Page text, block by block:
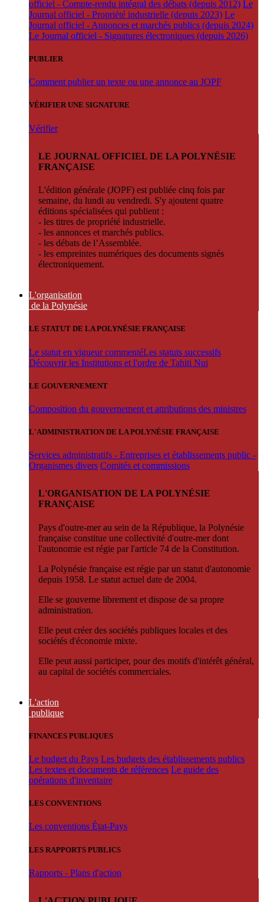
officiel - Compte-rendu intégral des débats (depuis 2012) Le
Journal officiel - Propriété industrielle (depuis 2023) Le
Journal officiel - Annonces et marchés publics (depuis 2024)
Le Journal officiel - Signatures électroniques (depuis 2026)
PUBLIER
Comment publier un texte ou une annonce au JOPF
VÉRIFIER UNE SIGNATURE
Vérifier
LE JOURNAL OFFICIEL DE LA POLYNÉSIE
FRANÇAISE
L'édition générale (JOPF) est publiée cinq fois par
semaine, du lundi au vendredi. S'y ajoutent quatre
éditions spécialisées qui publient :
- les titres de propriété industrielle.
- les annonces et marchés publics.
- les débats de l’Assemblée.
- les empreintes numériques des documents signés
électroniquement.
L'organisation
de la Polynésie
LE STATUT DE LA POLYNÉSIE FRANÇAISE
Le statut en vigueur commentéLes statuts successifs
Découvrir les Institutions et l'ordre de Tahiti Nui
LE GOUVERNEMENT
Composition du gouvernement et attributions des ministres
L'ADMINISTRATION DE LA POLYNÉSIE FRANÇAISE
Services administratifs - Entreprises et établissements public -
Organismes divers Comités et commissions
L'ORGANISATION DE LA POLYNÉSIE
FRANÇAISE
Pays d'outre-mer au sein de la République, la Polynésie
française constitue une collectivité d'outre-mer dont
l'autonomie est régie par l'article 74 de la Constitution.
La Polynésie française est régie par un statut d'autonomie
depuis 1958. Le statut actuel date de 2004.
Elle se gouverne librement et dispose de sa propre
administration.
Elle peut créer des sociétés publiques locales et des
sociétés d'économie mixte.
Elle peut aussi participer, pour des motifs d'intérêt général,
au capital de sociétés commerciales.
L'action
publique
FINANCES PUBLIQUES
Le budget du Pays Les budgets des établissements publics
Les textes et documents de références Le guide des
opérations d'inventaire
LES CONVENTIONS
Les conventions État-Pays
LES RAPPORTS PUBLICS
Rapports - Plans d'action